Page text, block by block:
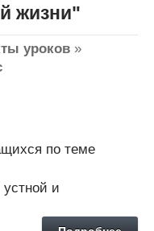
жизни"
уроков »
по теме
и